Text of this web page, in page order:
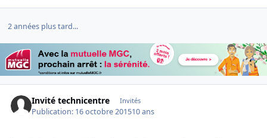
2 années plus tard...
Invité technicentre Invités
Publication: 16 octobre 201510 ans